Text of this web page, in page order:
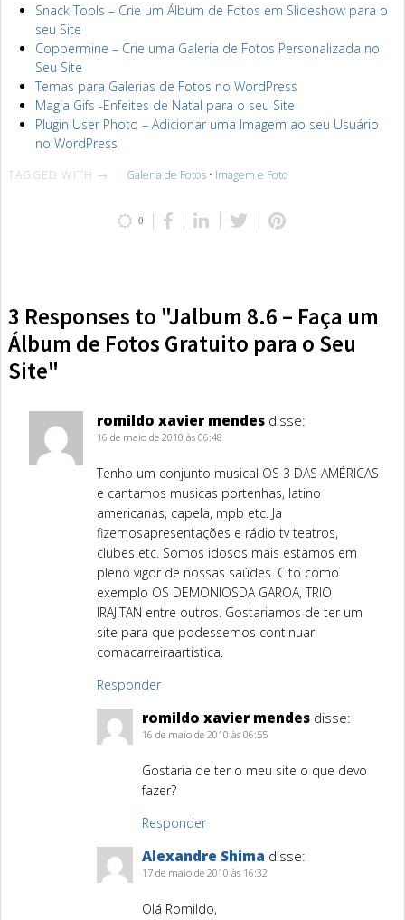
Snack Tools – Crie um Álbum de Fotos em Slideshow para o
seu Site
Coppermine – Crie uma Galeria de Fotos Personalizada no
Seu Site
Temas para Galerias de Fotos no WordPress
Magia Gifs -Enfeites de Natal para o seu Site
Plugin User Photo – Adicionar uma Imagem ao seu Usuário
no WordPress
TAGGED WITH → Galeria de Fotos• Imagem e Foto
0
3 Responses to "Jalbum 8.6 – Faça um
Álbum de Fotos Gratuito para o Seu
Site"
romildo xavier mendes disse:
16 de maio de 2010 às 06:48
Tenho um conjunto musical OS 3 DAS AMÉRICAS
e cantamos musicas portenhas, latino
americanas, capela, mpb etc. Ja
fizemosapresentações e rádio tv teatros,
clubes etc. Somos idosos mais estamos em
pleno vigor de nossas saúdes. Cito como
exemplo OS DEMONIOSDA GAROA, TRIO
IRAJITAN entre outros. Gostariamos de ter um
site para que podessemos continuar
comacarreiraartistica.
Responder
romildo xavier mendes disse:
16 de maio de 2010 às 06:55
Gostaria de ter o meu site o que devo
fazer?
Responder
Alexandre Shima disse:
17 de maio de 2010 às 16:32
Olá Romildo,